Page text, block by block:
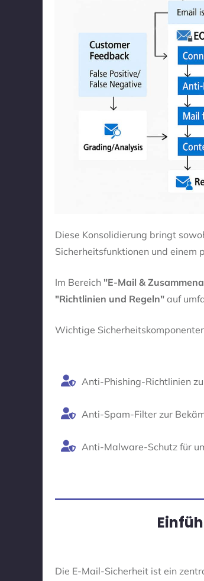
Diese Konsolidierung bringt
Sicherheitsfunktionen und
Im Bereich "E-Mail &
"Richtlinien und Regeln" auf
Wichtige
Anti-Phishing-Richtlinien
Anti-Spam-Filter zur
Anti-Malware-Schutz für
Die E-Mail-Sicherheit ist ein